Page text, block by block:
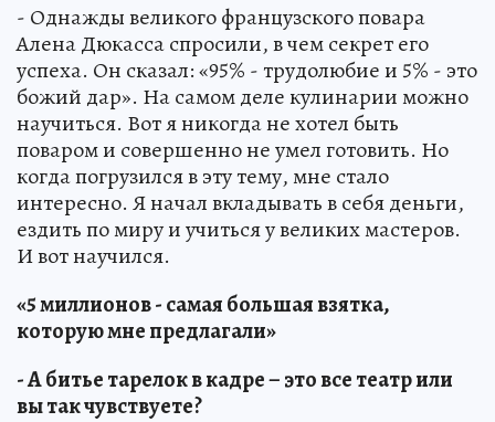
- Однажды великого французского повара
Алена Дюкасса спросили, в чем секрет его
успеха. Он сказал: «95% - трудолюбие и 5% - это
божий дар». На самом деле кулинарии можно
научиться. Вот я никогда не хотел быть
поваром и совершенно не умел готовить. Но
когда погрузился в эту тему, мне стало
интересно. Я начал вкладывать в себя деньги,
ездить по миру и учиться у великих мастеров.
И вот научился.
«5 миллионов - самая большая взятка,
которую мне предлагали»
- А битье тарелок в кадре – это все театр или
вы так чувствуете?